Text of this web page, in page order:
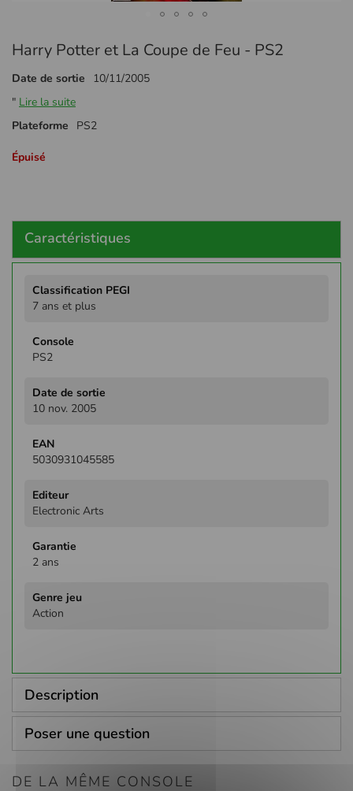
au
de
la
Galerie
d’images
Harry Potter et La Coupe de Feu - PS2
Date de sortie
10/11/2005
" Lire la suite
Plateforme
PS2
Épuisé
Caractéristiques
d'infos
7 ans et plus
PS2
10 nov. 2005
5030931045585
Electronic Arts
2 ans
Action
Description
Poser une question
DE LA MÊME CONSOLE